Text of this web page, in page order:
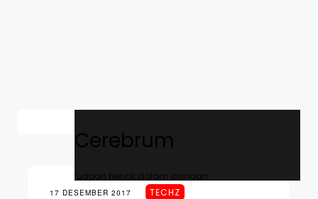
Cerebrum
luapan benak dalam jaringan
17 DESEMBER 2017 TECHZ